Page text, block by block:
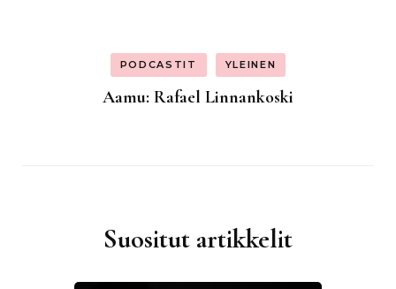
PODCASTIT YLEINEN
Aamu: Rafael Linnankoski
Suositut artikkelit